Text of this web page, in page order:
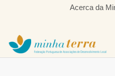
Acerca da